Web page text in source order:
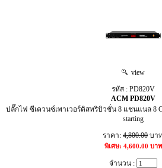
view
รหัส : PD820V
ACM PD820V
ปลั๊กไฟ ซีเควนซ์เพาเวอร์ดิสทริบิวชั่น 8 แชนแนล 8 Ch.
starting
ราคา: 4,800.00 บา
พิเศษ: 4,600.00 บาท
จำนวน :